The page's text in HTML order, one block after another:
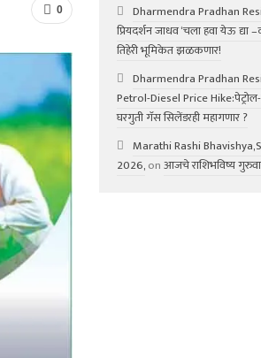
0
Dharmendra Pradhan
प्रियदर्शन जाधव ‘चला हवा येऊ द्या
तिहेरी भूमिकेत झळकणार!
Dharmendra Pradhan
Petrol-Diesel Price
घरगुती गॅस सिलेंडरही महागणार ?
Marathi Rashi
2026,onआजचे राशिभविष्य